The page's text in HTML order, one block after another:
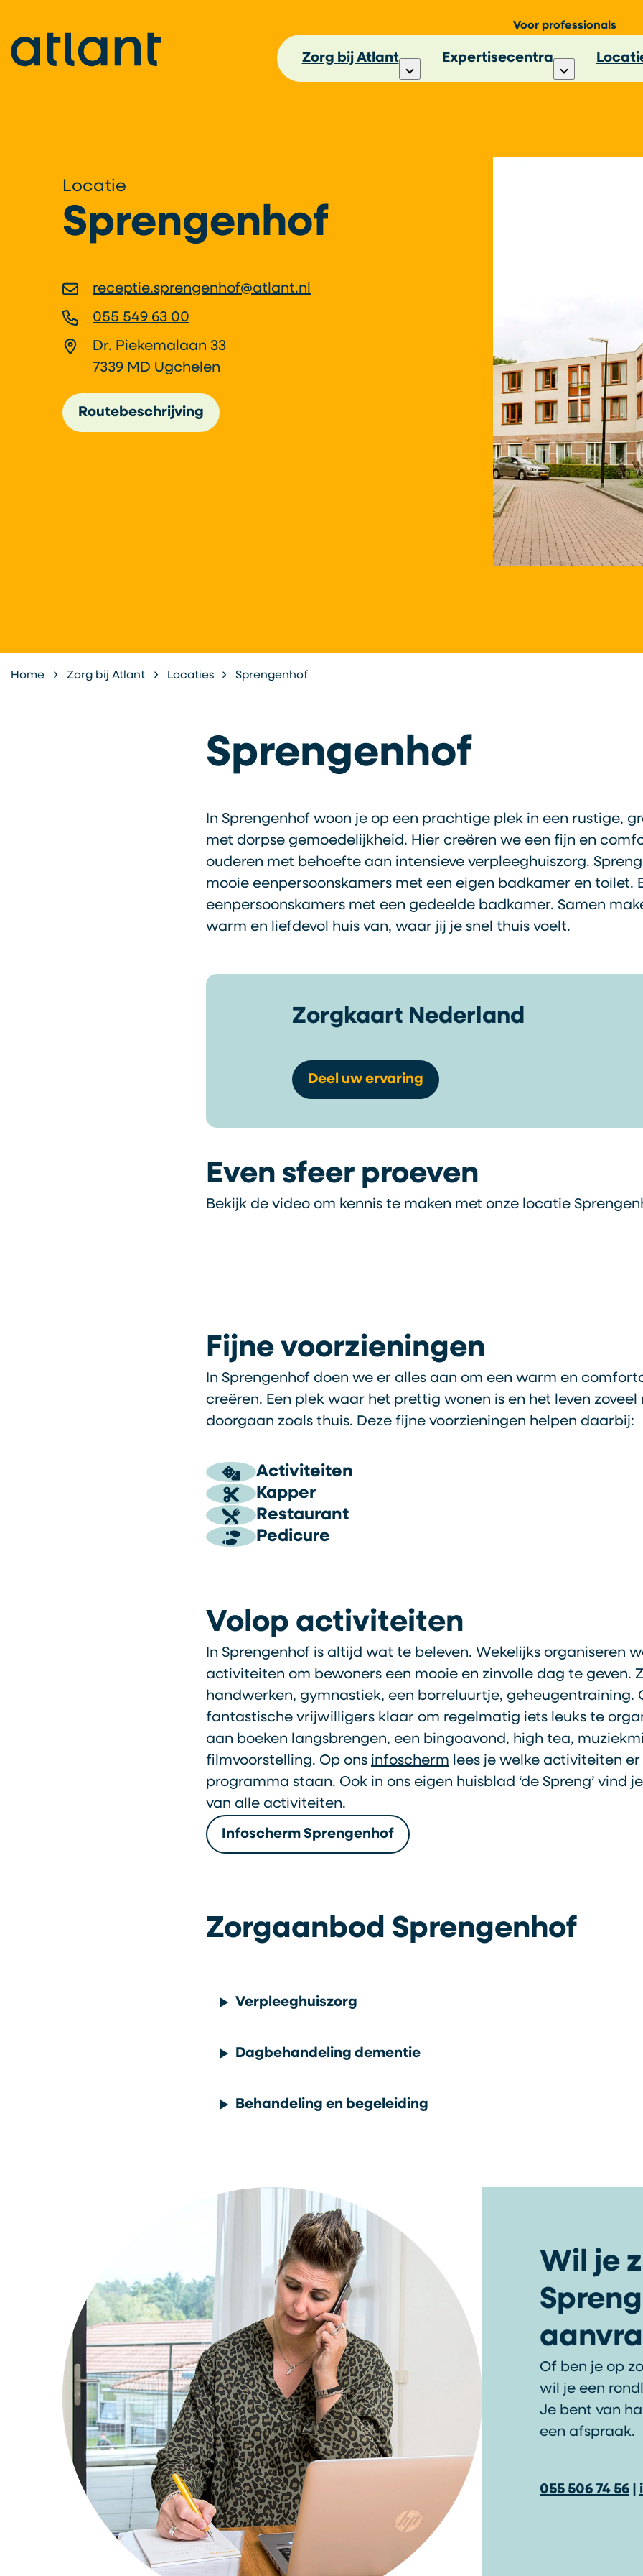
Voor professionals
Zorg bij Atlant Expertisecentra
Locatie
Sprengenhof
receptie.sprengenhof@atlant.nl
055 549 63 00
Dr. Piekemalaan 33
7339 MD Ugchelen
Routebeschrijving
Home Zorg bij Atlant Locaties Sprengenhof
Sprengenhof
In Sprengenhof woon je op een prachtige plek in een rustige,
met dorpse gemoedelijkheid. Hier creëren we een fijn en
ouderen met behoefte aan intensieve verpleeghuiszorg.
mooie eenpersoonskamers met een eigen badkamer en toilet.
eenpersoonskamers met een gedeelde badkamer. Samen
warm en liefdevol huis van, waar jij je snel thuis voelt.
Zorgkaart Nederland
Deel uw ervaring
Even sfeer proeven
Bekijk de video om kennis te maken met onze locatie
Fijne voorzieningen
In Sprengenhof doen we er alles aan om een warm en
creëren. Een plek waar het prettig wonen is en het leven
doorgaan zoals thuis. Deze fijne voorzieningen helpen daarbij:
Activiteiten
Kapper
Restaurant
Pedicure
Volop activiteiten
In Sprengenhof is altijd wat te beleven. Wekelijks organiseren
activiteiten om bewoners een mooie en zinvolle dag te geven.
handwerken, gymnastiek, een borreluurtje, geheugentraining.
fantastische vrijwilligers klaar om regelmatig iets leuks te
aan boeken langsbrengen, een bingoavond, high tea,
filmvoorstelling. Op ons infoscherm lees je welke activiteiten er
programma staan. Ook in ons eigen huisblad ‘de Spreng’ vind
van alle activiteiten.
Infoscherm Sprengenhof
Zorgaanbod Sprengenhof
Verpleeghuiszorg
Dagbehandeling dementie
Behandeling en begeleiding
Wil je
Of ben je op
wil je een
Je bent van
een afspraak.
055 506 74 56